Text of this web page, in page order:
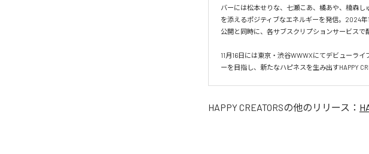
バーには松本せりな、七瀬こあ、橘あや、楠森
を添えるポジティブなエネルギーを発信。2024
公開と同時に、各サブスクリプションサービスで
11月16日には東京・渋谷WWWXにてデビューラ
ーを目指し、新たなハピネスを生み出すHAPPY
HAPPY CREATORSの他のリリース：